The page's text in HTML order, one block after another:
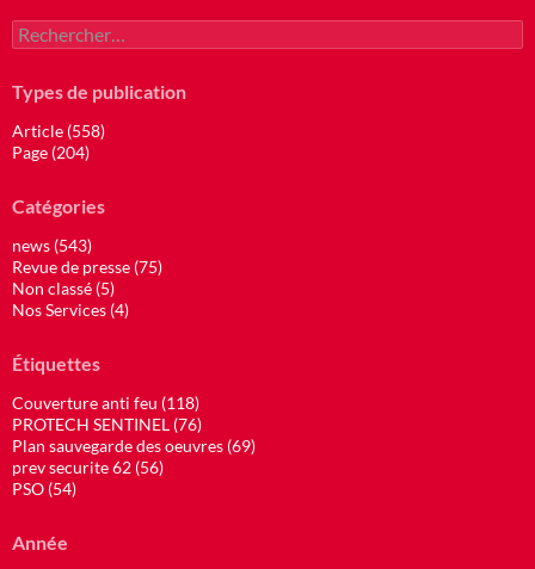
Rechercher :
Types de publication
Article (558)
Page (204)
Catégories
news (543)
Revue de presse (75)
Non classé (5)
Nos Services (4)
Étiquettes
Couverture anti feu (118)
PROTECH SENTINEL (76)
Plan sauvegarde des oeuvres (69)
prev securite 62 (56)
PSO (54)
Année